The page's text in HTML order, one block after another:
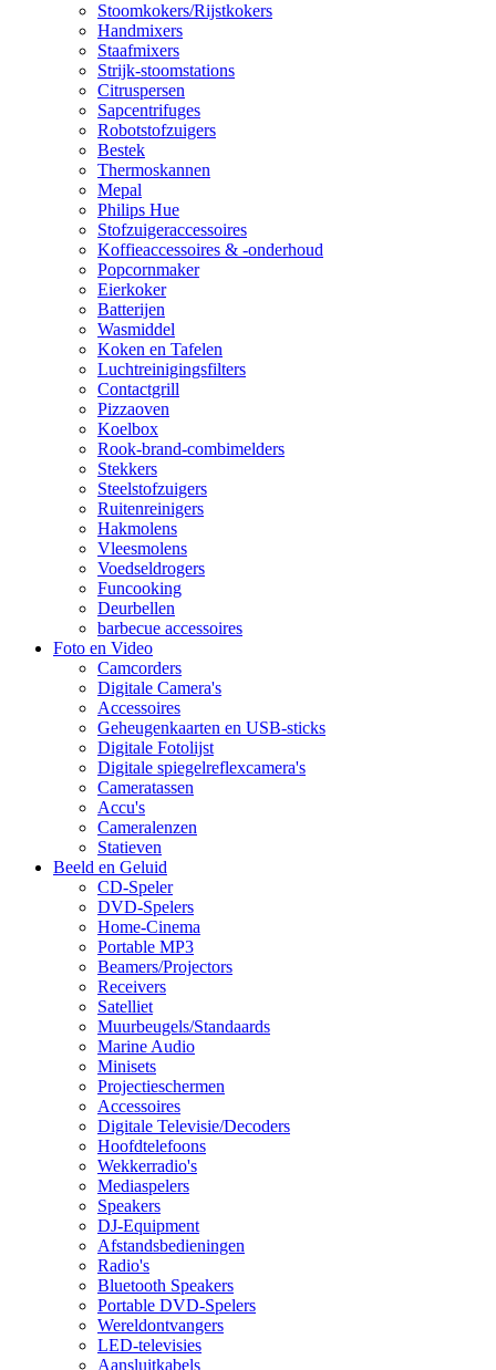
Stoomkokers/Rijstkokers
Handmixers
Staafmixers
Strijk-stoomstations
Citruspersen
Sapcentrifuges
Robotstofzuigers
Bestek
Thermoskannen
Mepal
Philips Hue
Stofzuigeraccessoires
Koffieaccessoires & -onderhoud
Popcornmaker
Eierkoker
Batterijen
Wasmiddel
Koken en Tafelen
Luchtreinigingsfilters
Contactgrill
Pizzaoven
Koelbox
Rook-brand-combimelders
Stekkers
Steelstofzuigers
Ruitenreinigers
Hakmolens
Vleesmolens
Voedseldrogers
Funcooking
Deurbellen
barbecue accessoires
Foto en Video
Camcorders
Digitale Camera's
Accessoires
Geheugenkaarten en USB-sticks
Digitale Fotolijst
Digitale spiegelreflexcamera's
Cameratassen
Accu's
Cameralenzen
Statieven
Beeld en Geluid
CD-Speler
DVD-Spelers
Home-Cinema
Portable MP3
Beamers/Projectors
Receivers
Satelliet
Muurbeugels/Standaards
Marine Audio
Minisets
Projectieschermen
Accessoires
Digitale Televisie/Decoders
Hoofdtelefoons
Wekkerradio's
Mediaspelers
Speakers
DJ-Equipment
Afstandsbedieningen
Radio's
Bluetooth Speakers
Portable DVD-Spelers
Wereldontvangers
LED-televisies
Aansluitkabels